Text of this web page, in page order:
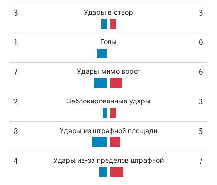
3 Удары в створ 3
1 Голы 0
7 Удары мимо ворот 6
2 Заблокированные удары 3
8 Удары из штрафной площади 5
4 Удары из-за пределов штрафной 7